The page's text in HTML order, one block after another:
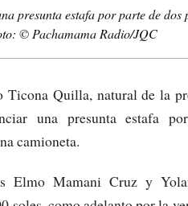
presunta estafa por parte de dos
© Pachamama Radio/JQC
Quilla, natural de la
una presunta estafa
camioneta.
Elmo Mamani Cruz y